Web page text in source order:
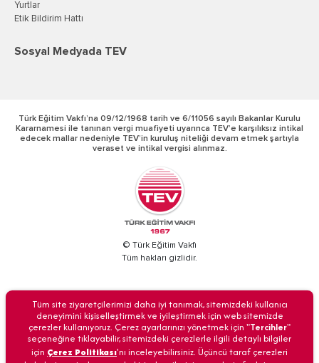
Yurtlar
Etik Bildirim Hattı
Sosyal Medyada TEV
Türk Eğitim Vakfı’na 09/12/1968 tarih ve 6/11056 sayılı Bakanlar Kurulu
Kararnamesi ile tanınan vergi muafiyeti uyarınca TEV’e karşılıksız intikal
edecek mallar nedeniyle TEV’in kuruluş niteliği devam etmek şartıyla
veraset ve intikal vergisi alınmaz.
© Türk Eğitim Vakfı
Tüm hakları gizlidir.
BİZİ ARAYIN
Anasayfa İletişim Veri Güvenliği Kişisel Verilerin Korunması
Tüm site ziyaretçilerimizi daha iyi tanımak, sitemizdeki kullanıcı
deneyimini kişiselleştirmek ve iyileştirmek için web sitemizde
çerezler kullanıyoruz. Çerez ayarlarınızı yönetmek için "Tercihler"
seçeneğine tıklayabilir, sitemizdeki çerezlerle ilgili detaylı bilgiler
için Çerez Politikası'nı inceleyebilirsiniz. Üçüncü taraf çerezleri